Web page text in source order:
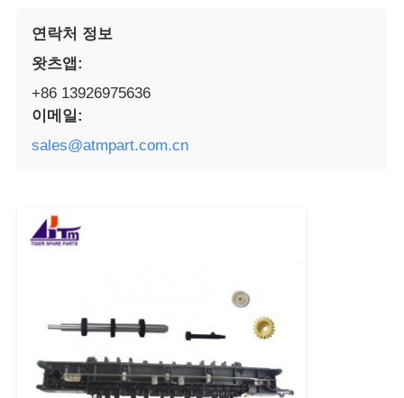
포스 기계
ATM 기계
연락처 정보
왓츠앱:
+86 13926975636
이메일:
sales@atmpart.com.cn